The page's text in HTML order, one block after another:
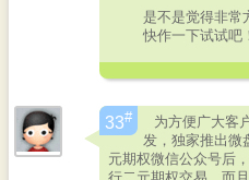
是不是觉得非常
快作一下试试吧！
33#
为方便广大客
发，独家推出微
元期权微信公众号后